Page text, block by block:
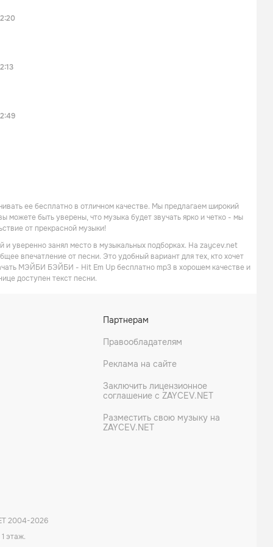
ее бесплатно в отличном качестве. Мы предлагаем широкий
быть уверены, что музыка будет звучать ярко и четко - мы
от прекрасной музыки!
уверенно занял место в музыкальных подборках. На zaycev.net
впечатление от песни. Это удобный вариант для тех, кто хочет
МЭЙБИ БЭЙБИ - Hit Em Up бесплатно mp3 в хорошем качестве и
доступен текст песни.
Партнерам
Правообладателям
Реклама на сайте
Заключить лицензионное
соглашение с ZAYCEV.NET
Разместить свою музыку на
ZAYCEV.NET
2004-2026
этаж.